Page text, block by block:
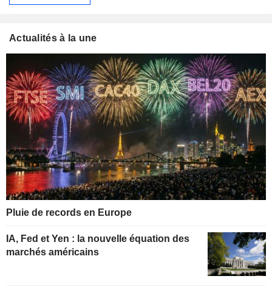
Actualités à la une
Pluie de records en Europe
IA, Fed et Yen : la nouvelle équation des
marchés américains